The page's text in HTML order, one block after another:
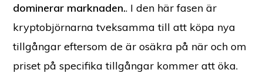
dominerar marknaden.. I den här fasen är
kryptobjörnarna tveksamma till att köpa nya
tillgångar eftersom de är osäkra på när och om
priset på specifika tillgångar kommer att öka.